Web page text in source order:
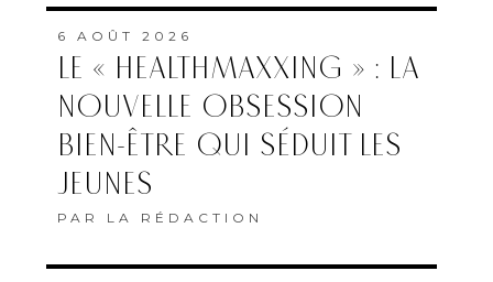
6 AOÛT 2026
LE « HEALTHMAXXING » : LA
NOUVELLE OBSESSION
BIEN-ÊTRE QUI SÉDUIT LES
JEUNES
PAR LA RÉDACTION